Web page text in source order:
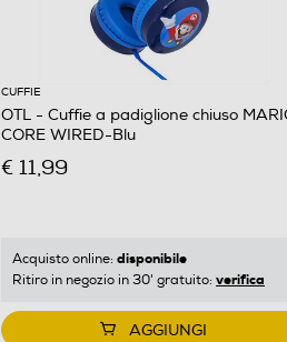
CUFFIE
OTL - Cuffie a padiglione chiuso
CORE WIRED-Blu
€ 11,99
Acquisto online: disponibile
Ritiro in negozio in 30' gratuito: verifica
AGGIUNGI